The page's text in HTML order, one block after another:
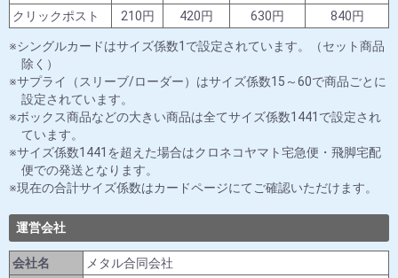
クリックポスト
210円 420円 630円 840円
シングルカードはサイズ係数1で設定されています。（セット商品
除く）
サプライ（スリーブ/ローダー）はサイズ係数15～60で商品ごとに
設定されています。
ボックス商品などの大きい商品は全てサイズ係数1441で設定され
ています。
サイズ係数1441を超えた場合はクロネコヤマト宅急便・飛脚宅配
便での発送となります。
現在の合計サイズ係数はカードページにてご確認いただけます。
運営会社
会社名 メタル合同会社